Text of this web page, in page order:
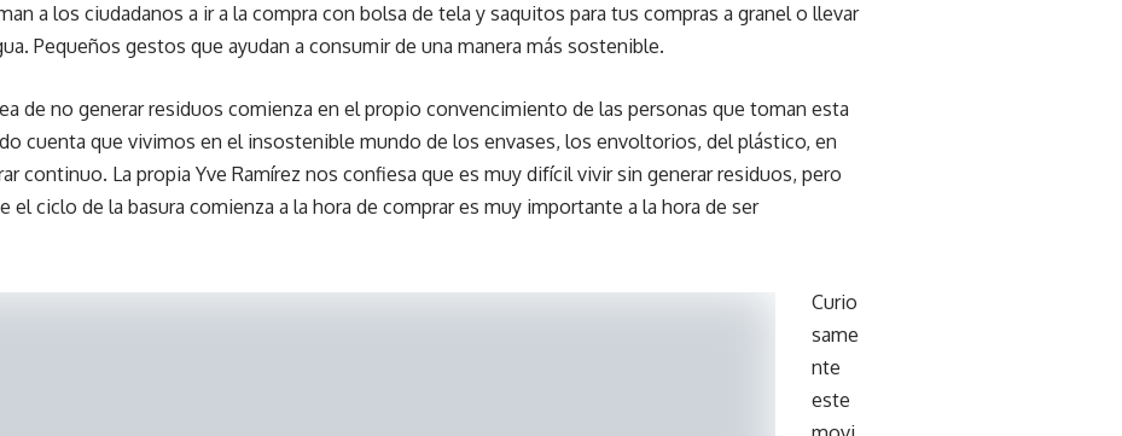
a los ciudadanos a ir a la compra con bolsa de tela y saquitos para tus compras a granel o llevar
Pequeños gestos que ayudan a consumir de una manera más sostenible.
de no generar residuos comienza en el propio convencimiento de las personas que toman esta
cuenta que vivimos en el insostenible mundo de los envases, los envoltorios, del plástico, en
continuo. La propia Yve Ramírez nos confiesa que es muy difícil vivir sin generar residuos, pero
el ciclo de la basura comienza a la hora de comprar es muy importante a la hora de ser
Curio
same
nte
este